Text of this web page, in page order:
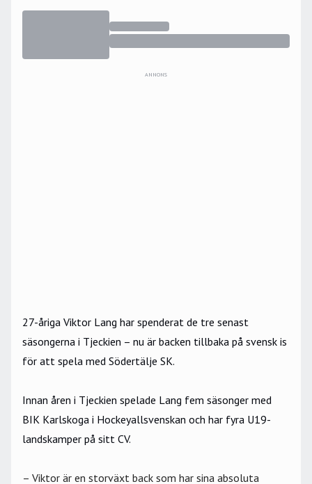
ANNONS
27-åriga Viktor Lang har spenderat de tre senast
säsongerna i Tjeckien – nu är backen tillbaka på svensk is
för att spela med Södertälje SK.
Innan åren i Tjeckien spelade Lang fem säsonger med
BIK Karlskoga i Hockeyallsvenskan och har fyra U19-
landskamper på sitt CV.
– Viktor är en storväxt back som har sina absoluta